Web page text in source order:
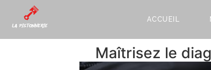
ACCUEIL
Maîtrisez le